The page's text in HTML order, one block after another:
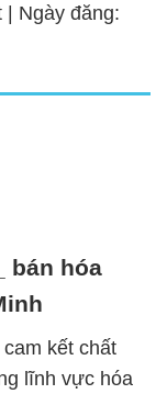
Ngày đăng:
bán hóa
kết chất
lĩnh vực hóa